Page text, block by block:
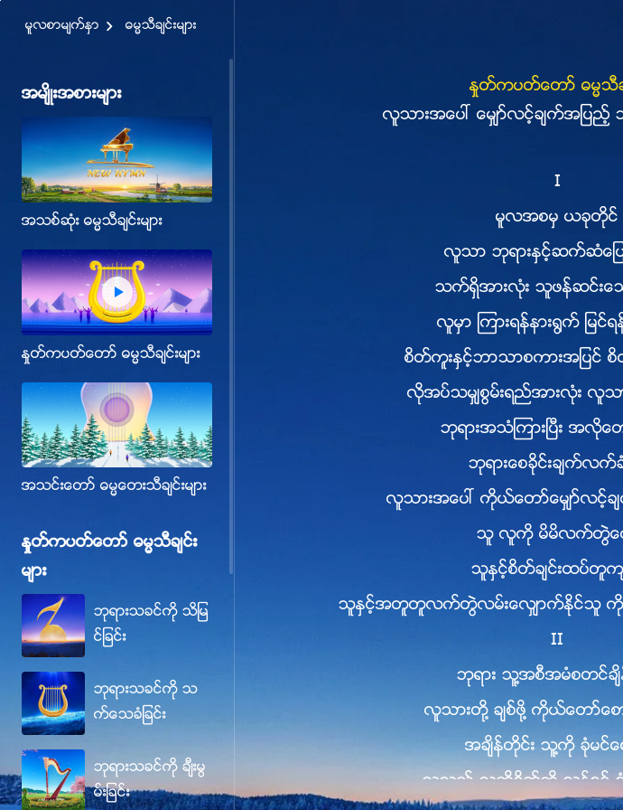
မူလစာမ်က္ႏွာ ဓမၼသီခ်င္းမ်ား
အမ်ိဳးအစားမ်ား
အသစ္ဆုံး ဓမၼသီခ်င္းမ်ား
ႏႈတ္ကပတ္ေတာ္ ဓမၼသီခ်င္းမ်ား
အသင္းေတာ္ ဓမၼေတးသီခ်င္းမ်ား
ႏႈတ္ကပတ္ေတာ္ ဓမၼသီခ်င္း
မ်ား
ဘုရားသခင္ကို သိျမ
င္ျခင္း
ဘုရားသခင္ကို သ
က္ေသခံျခင္း
ဘုရားသခင္ကို ခ်ီးမြ
မ္းျခင္း
ႏႈတ္ကပတ္ေတာ္ ဓမၼသီ
လူသားအေပၚ ေမွ်ာ္လင့္ခ်က္အျပည့္
I
မူလအစမွ ယခုတိုင္
လူသာ ဘုရားႏွင့္ဆက္ဆံေျ
သက္ရွိအားလုံး သူဖန္ဆင္းေ
လူမွာ ၾကားရန္နား႐ြက္ ျမ
စိတ္ကူးႏွင့္ဘာသာစကားအျပင္
လိုအပ္သမွ်စြမ္းရည္အားလုံး လူသ
ဘုရားအသံၾကားၿပီး အလို
ဘုရားေစခိုင္းခ်က္လက္
လူသားအေပၚ ကိုယ္ေတာ္ေမွ်ာ္လင့္ခ်
သူ လူကို မိမိလက္တြဲေ
သူႏွင့္စိတ္ခ်င္းထပ္တူ
သူႏွင့္အတူတူလက္တြဲလမ္းေလွ်ာက္ႏိုင္သူ ကို
II
ဘုရား သူ႔အစီအမံစတင္
လူသားတို႔ ခ်စ္ဖို႔ ကိုယ္ေတာ္ေစ
အခ်ိန္တိုင္း သူ႔ကို ခုံမင္ေ
သူသည္ လူတို႔စိတ္ကို သန္႔စင္